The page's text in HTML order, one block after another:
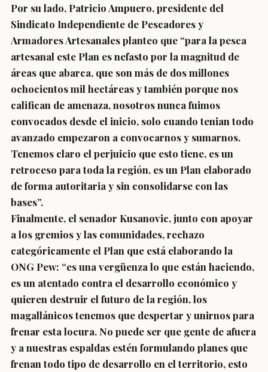
Por su lado, Patricio Ampuero, presidente del
Sindicato Independiente de Pescadores y
Armadores Artesanales planteo que “para la pesca
artesanal este Plan es nefasto por la magnitud de
áreas que abarca, que son más de dos millones
ochocientos mil hectáreas y también porque nos
califican de amenaza, nosotros nunca fuimos
convocados desde el inicio, solo cuando tenian todo
avanzado empezaron a convocarnos y sumarnos.
Tenemos claro el perjuicio que esto tiene, es un
retroceso para toda la región, es un Plan elaborado
de forma autoritaria y sin consolidarse con las
bases”.
Finalmente, el senador Kusanovic, junto con apoyar
a los gremios y las comunidades, rechazo
categóricamente el Plan que está elaborando la
ONG Pew: “es una vergüenza lo que están haciendo,
es un atentado contra el desarrollo económico y
quieren destruir el futuro de la región, los
magallánicos tenemos que despertar y unirnos para
frenar esta locura. No puede ser que gente de afuera
y a nuestras espaldas estén formulando planes que
frenan todo tipo de desarrollo en el territorio, esto